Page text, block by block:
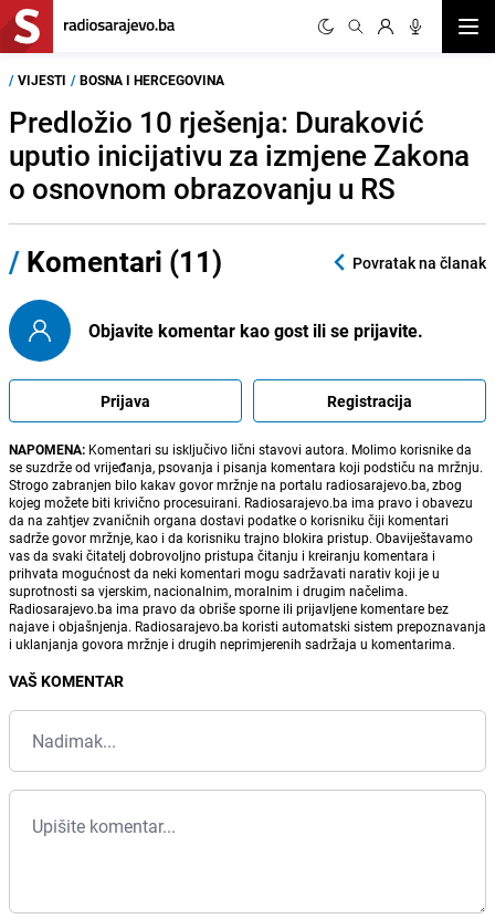
/ VIJESTI / BOSNA I HERCEGOVINA
Predložio 10 rješenja: Duraković
uputio inicijativu za izmjene Zakona
o osnovnom obrazovanju u RS
/ Komentari (11) Povratak na članak
Objavite komentar kao gost ili se prijavite.
Prijava Registracija
NAPOMENA: Komentari su isključivo lični stavovi autora. Molimo korisnike da
se suzdrže od vrijeđanja, psovanja i pisanja komentara koji podstiču na mržnju.
Strogo zabranjen bilo kakav govor mržnje na portalu radiosarajevo.ba, zbog
kojeg možete biti krivično procesuirani. Radiosarajevo.ba ima pravo i obavezu
da na zahtjev zvaničnih organa dostavi podatke o korisniku čiji komentari
sadrže govor mržnje, kao i da korisniku trajno blokira pristup. Obaviještavamo
vas da svaki čitatelj dobrovoljno pristupa čitanju i kreiranju komentara i
prihvata mogućnost da neki komentari mogu sadržavati narativ koji je u
suprotnosti sa vjerskim, nacionalnim, moralnim i drugim načelima.
Radiosarajevo.ba ima pravo da obriše sporne ili prijavljene komentare bez
najave i objašnjenja. Radiosarajevo.ba koristi automatski sistem prepoznavanja
i uklanjanja govora mržnje i drugih neprimjerenih sadržaja u komentarima.
VAŠ KOMENTAR